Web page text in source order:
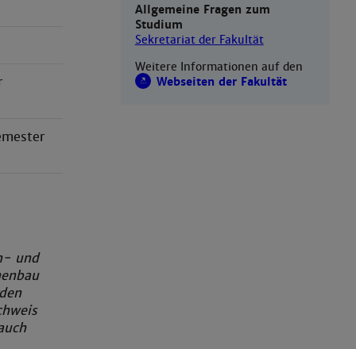
und
Allgemeine Fragen zum
Studium
Sekretariat der Fakultät
Weitere Informationen auf den
Webseiten der Fakultät